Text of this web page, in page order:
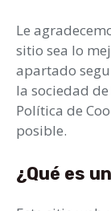
Le
sitio sea lo
apartado
la sociedad
Política de
posible.
¿Qué es